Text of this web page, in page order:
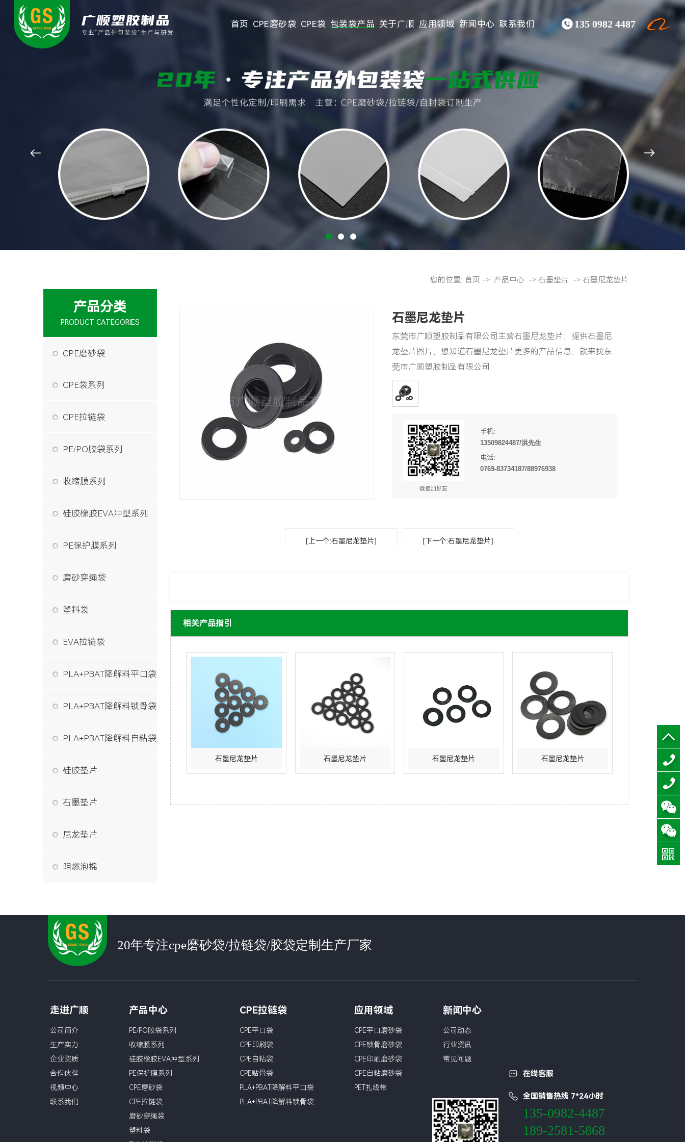
广顺塑胶制品
专业“产品外包装袋”生产与研发
首页 CPE磨砂袋 CPE袋 包装袋产品 关于广顺 应用领域 新闻中心 联系我们 135 0982 4487
 
产品分类
PRODUCT CATEGORIES
CPE磨砂袋
CPE袋系列
CPE拉链袋
PE/PO胶袋系列
收缩膜系列
硅胶橡胶EVA冲型系列
PE保护膜系列
磨砂穿绳袋
塑料袋
EVA拉链袋
PLA+PBAT降解料平口袋
PLA+PBAT降解料锁骨袋
PLA+PBAT降解料自粘袋
硅胶垫片
石墨垫片
尼龙垫片
阻燃泡棉
您的位置: 首页 -> 产品中心 -> 石墨垫片 -> 石墨尼龙垫片
石墨尼龙垫片
东莞市广顺塑胶制品有限公司主营石墨尼龙垫片，提供石墨尼
龙垫片图片，想知道石墨尼龙垫片更多的产品信息，就来找东
莞市广顺塑胶制品有限公司
微信加好友
手机：
13509824487/洪先生
电话：
0769-83734187/88976938
[上一个:石墨尼龙垫片] [下一个:石墨尼龙垫片]
相关产品指引
石墨尼龙垫片 石墨尼龙垫片 石墨尼龙垫片 石墨尼龙垫片
20年专注cpe磨砂袋/拉链袋/胶袋定制生产厂家
走进广顺
公司简介
生产实力
企业资质
合作伙伴
视频中心
联系我们
产品中心
PE/PO胶袋系列
收缩膜系列
硅胶橡胶EVA冲型系列
PE保护膜系列
CPE磨砂袋
CPE拉链袋
磨砂穿绳袋
塑料袋
CPE拉链袋
CPE平口袋
CPE印刷袋
CPE自粘袋
CPE贴骨袋
PLA+PBAT降解料平口袋
PLA+PBAT降解料锁骨袋
应用领域
CPE平口磨砂袋
CPE锁骨磨砂袋
CPE印刷磨砂袋
CPE自粘磨砂袋
PET扎线带
新闻中心
公司动态
行业资讯
常见问题
在线客服
全国销售热线 7*24小时
135-0982-4487
189-2581-5868
0769-
0769-
0769-
0769-